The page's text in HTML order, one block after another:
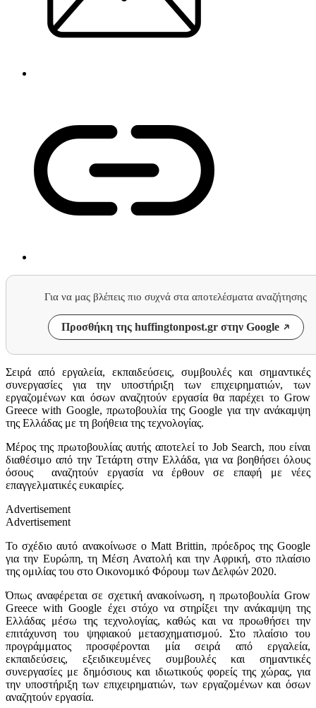
Για να μας βλέπεις πιο συχνά στα αποτελέσματα αναζήτησης
Προσθήκη της huffingtonpost.gr στην Google
Σειρά από εργαλεία, εκπαιδεύσεις, συμβουλές και σημαντικές
συνεργασίες για την υποστήριξη των επιχειρηματιών, των
εργαζομένων και όσων αναζητούν εργασία θα παρέχει το Grow
Greece with Google, πρωτοβουλία τηςGoogle για την ανάκαμψη
της Ελλάδας με τη βοήθεια της τεχνολογίας.
Μέρος της πρωτοβουλίας αυτής αποτελεί το Job Search, που είναι
διαθέσιμο από την Τετάρτη στην Ελλάδα, για να βοηθήσει όλους
όσους αναζητούν εργασία να έρθουν σε επαφή με νέες
επαγγελματικές ευκαιρίες.
Advertisement
Advertisement
Το σχέδιο αυτό ανακοίνωσε ο Matt Brittin, πρόεδρος της Google
για την Ευρώπη, τη Μέση Ανατολή και την Αφρική, στο πλαίσιο
της ομιλίας του στο Οικονομικό Φόρουμ των Δελφών 2020.
Όπως αναφέρεται σε σχετική ανακοίνωση, η πρωτοβουλία Grow
Greece with Google έχει στόχο να στηρίξει την ανάκαμψη της
Ελλάδας μέσω της τεχνολογίας, καθώς και να προωθήσει την
επιτάχυνση του ψηφιακού μετασχηματισμού. Στο πλαίσιο του
προγράμματος προσφέρονται μία σειρά από εργαλεία,
εκπαιδεύσεις, εξειδικευμένες συμβουλές και σημαντικές
συνεργασίες με δημόσιους και ιδιωτικούς φορείς της χώρας, για
την υποστήριξη των επιχειρηματιών, των εργαζομένων και όσων
αναζητούν εργασία.